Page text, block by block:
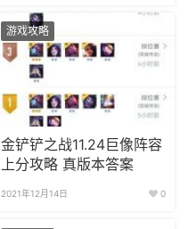
游戏攻略
金铲铲之战11.24巨像阵容
上分攻略 真版本答案
2021年12月14日 0